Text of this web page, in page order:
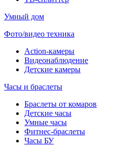
Умный дом
Фото/видео техника
Action-камеры
Видеонаблюдение
Детские камеры
Часы и браслеты
Браслеты от комаров
Детские часы
Умные часы
Фитнес-браслеты
Часы БУ